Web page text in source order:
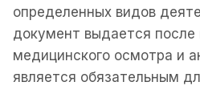
определенных видов
документ выдается
медицинского осмотра и
является обязательным